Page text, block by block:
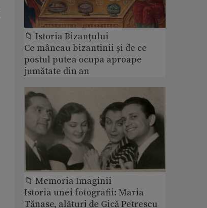
📁 Istoria Bizanțului
Ce mâncau bizantinii și de ce
postul putea ocupa aproape
jumătate din an
📁 Memoria Imaginii
Istoria unei fotografii: Maria
Tănase, alături de Gică Petrescu